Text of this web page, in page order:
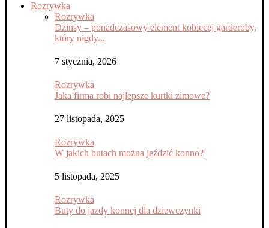
Rozrywka
Rozrywka
Dżinsy – ponadczasowy element kobiecej garderoby,
który nigdy...
7 stycznia, 2026
Rozrywka
Jaka firma robi najlepsze kurtki zimowe?
27 listopada, 2025
Rozrywka
W jakich butach można jeździć konno?
5 listopada, 2025
Rozrywka
Buty do jazdy konnej dla dziewczynki